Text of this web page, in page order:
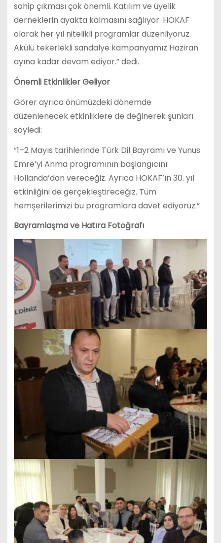
sahip çıkması çok önemli. Katılım ve üyelik
derneklerin ayakta kalmasını sağlıyor. HOKAF
olarak her yıl nitelikli programlar düzenliyoruz.
Akülü tekerlekli sandalye kampanyamız Haziran
ayına kadar devam ediyor.” dedi.
Önemli Etkinlikler Geliyor
Görer ayrıca önümüzdeki dönemde
düzenlenecek etkinliklere de değinerek şunları
söyledi:
“1–2 Mayıs tarihlerinde Türk Dil Bayramı ve Yunus
Emre’yi Anma programının başlangıcını
Hollanda’dan vereceğiz. Ayrıca HOKAF’ın 30. yıl
etkinliğini de gerçekleştireceğiz. Tüm
hemşerilerimizi bu programlara davet ediyoruz.”
Bayramlaşma ve Hatıra Fotoğrafı